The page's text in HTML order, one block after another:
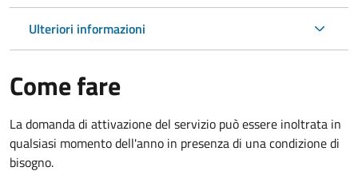
Ulteriori informazioni
Come fare
La domanda di attivazione del servizio può essere inoltrata in
qualsiasi momento dell'anno in presenza di una condizione di
bisogno.